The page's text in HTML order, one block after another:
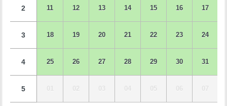
2 11 12 13 14 15 16 17
3 18 19 20 21 22 23 24
4 25 26 27 28 29 30 31
5 01 02 03 05 06